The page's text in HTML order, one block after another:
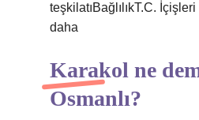
teşkilatıBağlılıkT.C. İçişleri
daha
Karakol ne
Osmanlı?